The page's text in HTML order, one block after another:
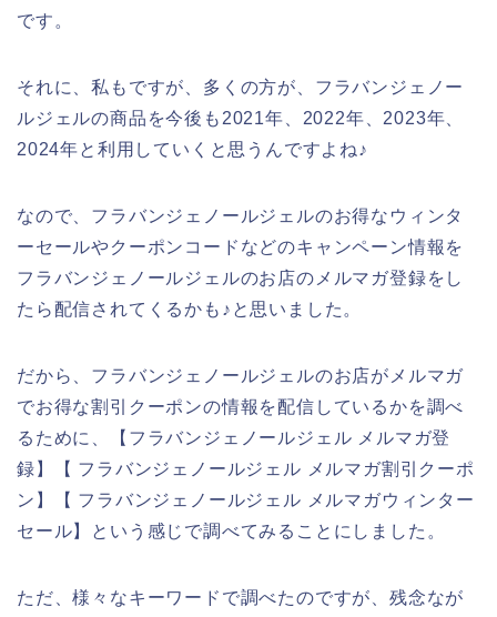
です。
それに、私もですが、多くの方が、フラバンジェノー
ルジェルの商品を今後も2021年、2022年、2023年、
2024年と利用していくと思うんですよね♪
なので、フラバンジェノールジェルのお得なウィンタ
ーセールやクーポンコードなどのキャンペーン情報を
フラバンジェノールジェルのお店のメルマガ登録をし
たら配信されてくるかも♪と思いました。
だから、フラバンジェノールジェルのお店がメルマガ
でお得な割引クーポンの情報を配信しているかを調べ
るために、【フラバンジェノールジェル メルマガ登
録】【 フラバンジェノールジェル メルマガ割引クーポ
ン】【 フラバンジェノールジェル メルマガウィンター
セール】という感じで調べてみることにしました。
ただ、様々なキーワードで調べたのですが、残念なが